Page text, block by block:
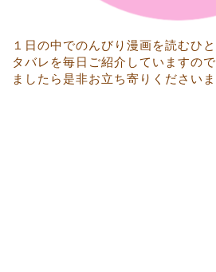
１日の中でのんびり漫画を読むひ
タバレを毎日ご紹介していますの
ましたら是非お立ち寄りくださいま